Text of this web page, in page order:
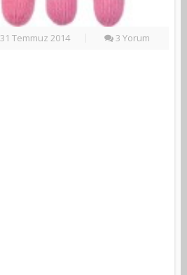
31 Temmuz 2014 3 Yorum